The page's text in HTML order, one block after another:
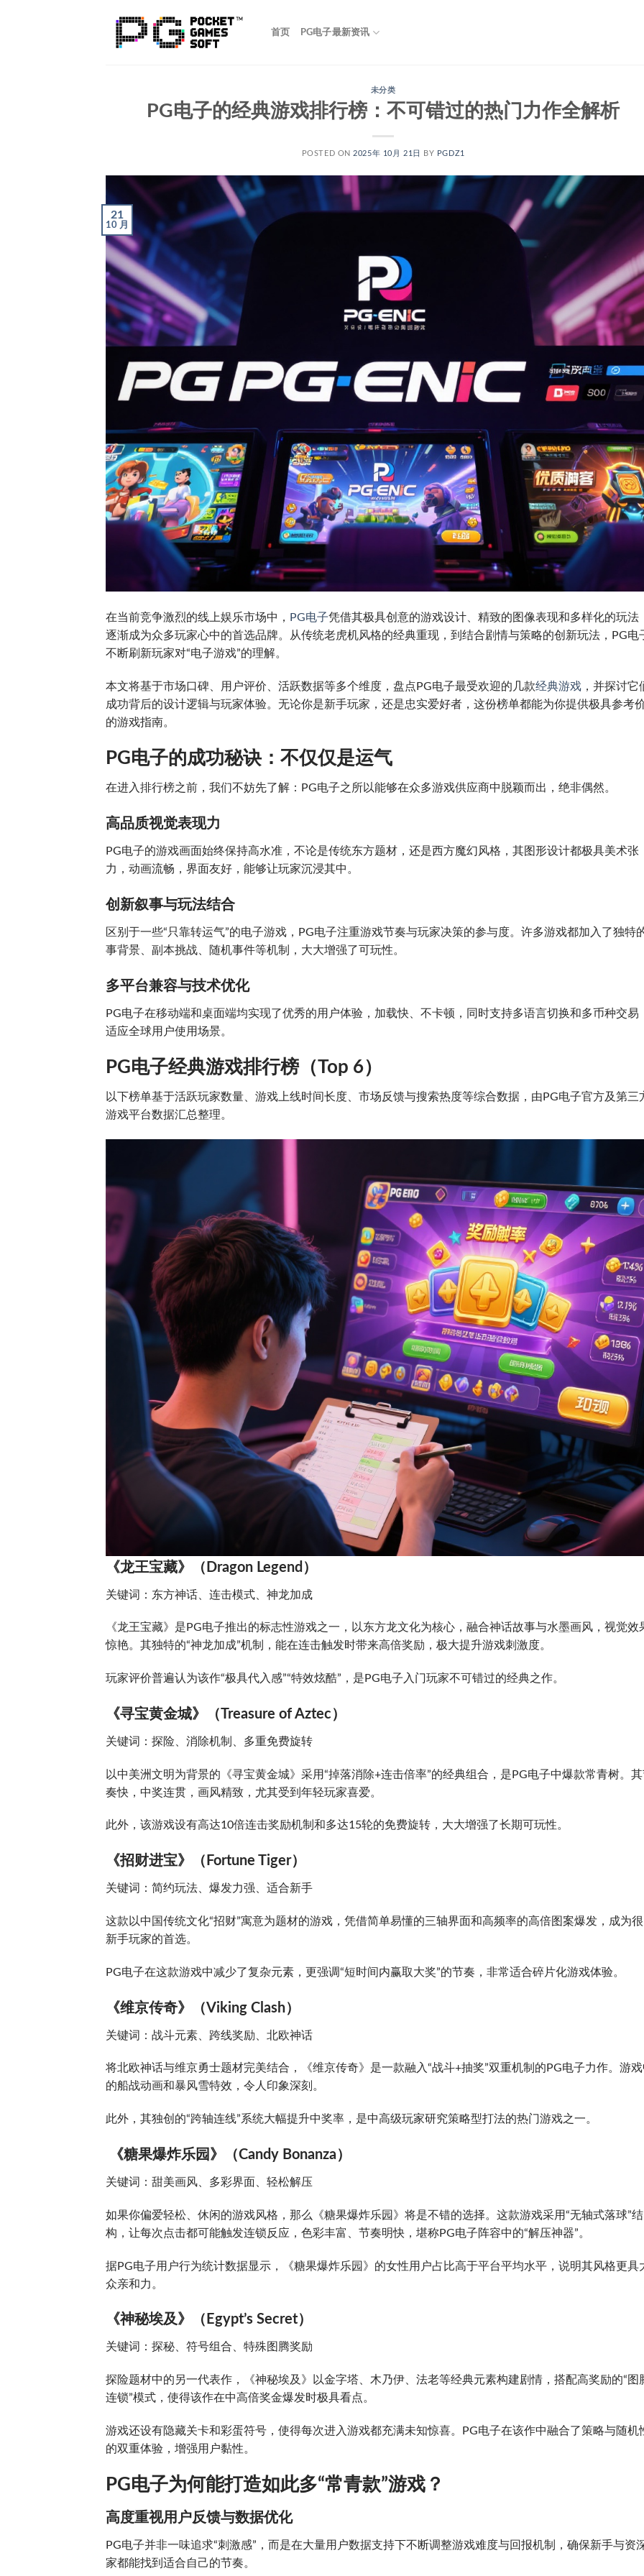
首页 PG电子最新资讯
未分类
PG电子的经典游戏排行榜：不可错过的热门力作全解析
POSTED ON 2025年 10月 21日 BY PGDZ1
21
10 月
在当前竞争激烈的线上娱乐市场中， PG电子凭借其极具创意的游戏设计、精致的图像表现和多样化的玩法
逐渐成为众多玩家心中的首选品牌。从传统老虎机风格的经典重现，到结合剧情与策略的创新玩法，PG电
不断刷新玩家对“电子游戏”的理解。
本文将基于市场口碑、用户评价、活跃数据等多个维度，盘点PG电子最受欢迎的几款经典游戏 ，并探讨它
成功背后的设计逻辑与玩家体验。无论你是新手玩家，还是忠实爱好者，这份榜单都能为你提供极具参考
的游戏指南。
PG电子的成功秘诀：不仅仅是运气
在进入排行榜之前，我们不妨先了解：PG电子之所以能够在众多游戏供应商中脱颖而出，绝非偶然。
高品质视觉表现力
PG电子的游戏画面始终保持高水准，不论是传统东方题材，还是西方魔幻风格，其图形设计都极具美术张
力，动画流畅，界面友好，能够让玩家沉浸其中。
创新叙事与玩法结合
区别于一些“只靠转运气”的电子游戏，PG电子注重游戏节奏与玩家决策的参与度。许多游戏都加入了独特
事背景、副本挑战、随机事件等机制，大大增强了可玩性。
多平台兼容与技术优化
PG电子在移动端和桌面端均实现了优秀的用户体验，加载快、不卡顿，同时支持多语言切换和多币种交易
适应全球用户使用场景。
PG电子经典游戏排行榜（Top 6）
以下榜单基于活跃玩家数量、游戏上线时间长度、市场反馈与搜索热度等综合数据，由PG电子官方及第三
游戏平台数据汇总整理。
《龙王宝藏》（Dragon Legend）
关键词：东方神话、连击模式、神龙加成
《龙王宝藏》是PG电子推出的标志性游戏之一，以东方龙文化为核心，融合神话故事与水墨画风，视觉效
惊艳。其独特的“神龙加成”机制，能在连击触发时带来高倍奖励，极大提升游戏刺激度。
玩家评价普遍认为该作“极具代入感”“特效炫酷”，是PG电子入门玩家不可错过的经典之作。
《寻宝黄金城》（Treasure of Aztec）
关键词：探险、消除机制、多重免费旋转
以中美洲文明为背景的《寻宝黄金城》采用“掉落消除+连击倍率”的经典组合，是PG电子中爆款常青树。
奏快，中奖连贯，画风精致，尤其受到年轻玩家喜爱。
此外，该游戏设有高达10倍连击奖励机制和多达15轮的免费旋转，大大增强了长期可玩性。
《招财进宝》（Fortune Tiger）
关键词：简约玩法、爆发力强、适合新手
这款以中国传统文化“招财”寓意为题材的游戏，凭借简单易懂的三轴界面和高频率的高倍图案爆发，成为
新手玩家的首选。
PG电子在这款游戏中减少了复杂元素，更强调“短时间内赢取大奖”的节奏，非常适合碎片化游戏体验。
《维京传奇》（Viking Clash）
关键词：战斗元素、跨线奖励、北欧神话
将北欧神话与维京勇士题材完美结合，《维京传奇》是一款融入“战斗+抽奖”双重机制的PG电子力作。游
的船战动画和暴风雪特效，令人印象深刻。
此外，其独创的“跨轴连线”系统大幅提升中奖率，是中高级玩家研究策略型打法的热门游戏之一。
《糖果爆炸乐园》（Candy Bonanza）
关键词：甜美画风、多彩界面、轻松解压
如果你偏爱轻松、休闲的游戏风格，那么《糖果爆炸乐园》将是不错的选择。这款游戏采用“无轴式落球”结
构，让每次点击都可能触发连锁反应，色彩丰富、节奏明快，堪称PG电子阵容中的“解压神器”。
据PG电子用户行为统计数据显示，《糖果爆炸乐园》的女性用户占比高于平台平均水平，说明其风格更具
众亲和力。
《神秘埃及》（Egypt’s Secret）
关键词：探秘、符号组合、特殊图腾奖励
探险题材中的另一代表作，《神秘埃及》以金字塔、木乃伊、法老等经典元素构建剧情，搭配高奖励的“图
连锁”模式，使得该作在中高倍奖金爆发时极具看点。
游戏还设有隐藏关卡和彩蛋符号，使得每次进入游戏都充满未知惊喜。PG电子在该作中融合了策略与随机
的双重体验，增强用户黏性。
PG电子为何能打造如此多“常青款”游戏？
高度重视用户反馈与数据优化
PG电子并非一味追求“刺激感”，而是在大量用户数据支持下不断调整游戏难度与回报机制，确保新手与资
家都能找到适合自己的节奏。